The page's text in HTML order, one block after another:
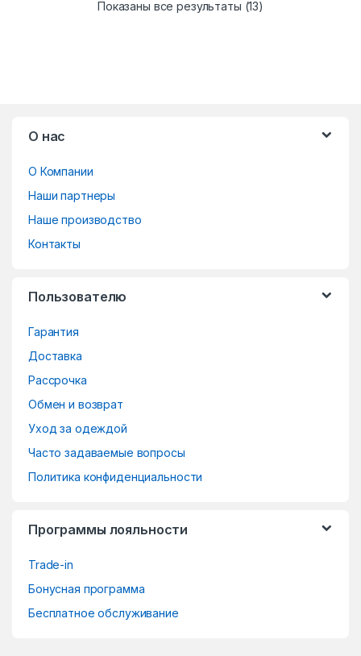
Показаны все результаты (13)
О нас
О Компании
Наши партнеры
Наше производство
Контакты
Пользователю
Гарантия
Доставка
Рассрочка
Обмен и возврат
Уход за одеждой
Часто задаваемые вопросы
Политика конфиденциальности
Программы лояльности
Trade-in
Бонусная программа
Бесплатное обслуживание